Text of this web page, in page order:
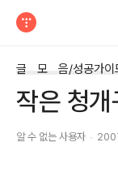
글 모 음/성공가이
작은 청개
알 수 없는 사용자